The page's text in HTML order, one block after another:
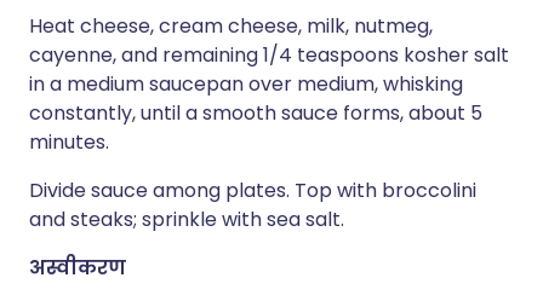
Heat cheese, cream cheese, milk, nutmeg,
cayenne, and remaining 1/4 teaspoons kosher salt
in a medium saucepan over medium, whisking
constantly, until a smooth sauce forms, about 5
minutes.
Divide sauce among plates. Top with broccolini
and steaks; sprinkle with sea salt.
अस्वीकरण